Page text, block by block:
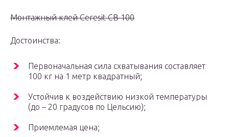
Монтажный клей Ceresit CB 100
Достоинства:
Первоначальная сила схватывания составляет
100 кг на 1 метр квадратный;
Устойчив к воздействию низкой температуры
(до – 20 градусов по Цельсию);
Приемлемая цена;